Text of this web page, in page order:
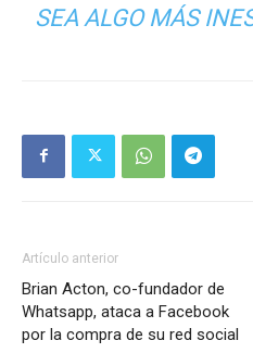
SEA ALGO MÁS
Artículo anterior
Brian Acton, co-fundador de
Whatsapp, ataca a Facebook
por la compra de su red social